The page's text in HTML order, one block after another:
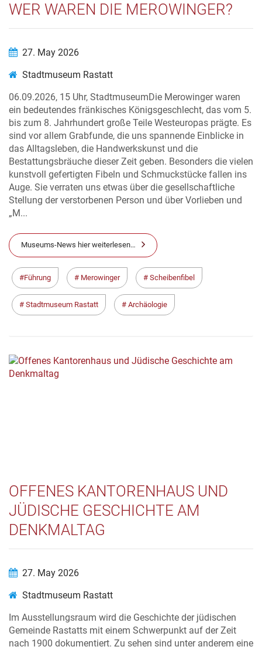
WER WAREN DIE MEROWINGER?
27. May 2026
Stadtmuseum Rastatt
06.09.2026, 15 Uhr, StadtmuseumDie Merowinger waren
ein bedeutendes fränkisches Königsgeschlecht, das vom 5.
bis zum 8. Jahrhundert große Teile Westeuropas prägte. Es
sind vor allem Grabfunde, die uns spannende Einblicke in
das Alltagsleben, die Handwerkskunst und die
Bestattungsbräuche dieser Zeit geben. Besonders die vielen
kunstvoll gefertigten Fibeln und Schmuckstücke fallen ins
Auge. Sie verraten uns etwas über die gesellschaftliche
Stellung der verstorbenen Person und über Vorlieben und
„M...
Museums-News hier weiterlesen…
Führung Merowinger Scheibenfibel
Stadtmuseum Rastatt Archäologie
OFFENES KANTORENHAUS UND
JÜDISCHE GESCHICHTE AM
DENKMALTAG
27. May 2026
Stadtmuseum Rastatt
Im Ausstellungsraum wird die Geschichte der jüdischen
Gemeinde Rastatts mit einem Schwerpunkt auf der Zeit
nach 1900 dokumentiert. Zu sehen sind unter anderem eine